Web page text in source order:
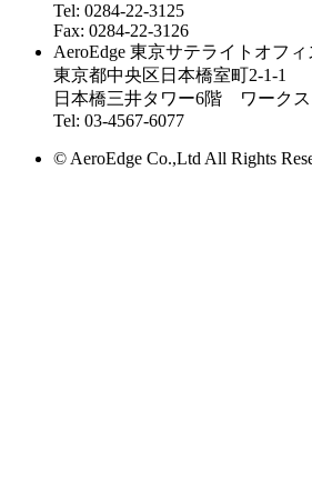
Tel: 0284-22-3125
Fax: 0284-22-3126
AeroEdge 東京サテライトオフィ
東京都中央区日本橋室町2-1-1
日本橋三井タワー6階 ワーク
Tel: 03-4567-6077
© AeroEdge Co.,Ltd All Rights